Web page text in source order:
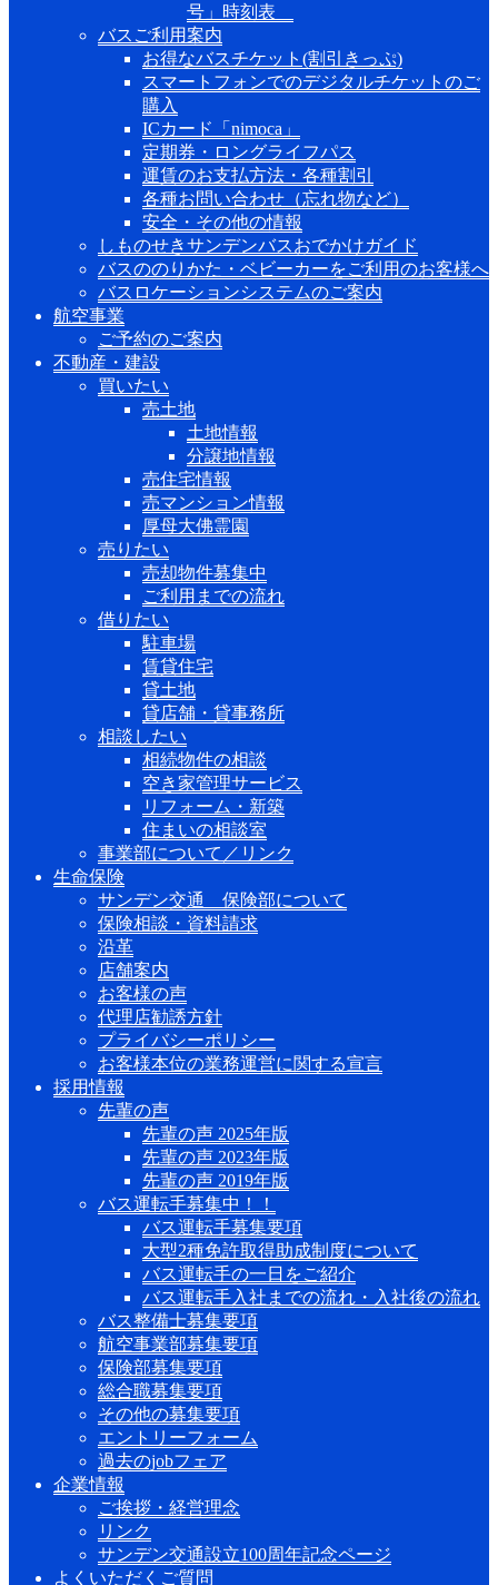
号」時刻表
バスご利用案内
お得なバスチケット(割引きっぷ)
スマートフォンでのデジタルチケットのご
購入
ICカード「nimoca」
定期券・ロングライフパス
運賃のお支払方法・各種割引
各種お問い合わせ（忘れ物など）
安全・その他の情報
しものせきサンデンバスおでかけガイド
バスののりかた・ベビーカーをご利用のお客様へ
バスロケーションシステムのご案内
航空事業
ご予約のご案内
不動産・建設
買いたい
売土地
土地情報
分譲地情報
売住宅情報
売マンション情報
厚母大佛霊園
売りたい
売却物件募集中
ご利用までの流れ
借りたい
駐車場
賃貸住宅
貸土地
貸店舗・貸事務所
相談したい
相続物件の相談
空き家管理サービス
リフォーム・新築
住まいの相談室
事業部について／リンク
生命保険
サンデン交通 保険部について
保険相談・資料請求
沿革
店舗案内
お客様の声
代理店勧誘方針
プライバシーポリシー
お客様本位の業務運営に関する宣言
採用情報
先輩の声
先輩の声 2025年版
先輩の声 2023年版
先輩の声 2019年版
バス運転手募集中！！
バス運転手募集要項
大型2種免許取得助成制度について
バス運転手の一日をご紹介
バス運転手入社までの流れ・入社後の流れ
バス整備士募集要項
航空事業部募集要項
保険部募集要項
総合職募集要項
その他の募集要項
エントリーフォーム
過去のjobフェア
企業情報
ご挨拶・経営理念
リンク
サンデン交通設立100周年記念ページ
よくいただくご質問